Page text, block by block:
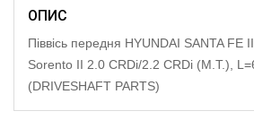
ОПИС
Піввісь передня HYUNDAI SANTA FE
Sorento II 2.0 CRDi/2.2 CRDi (M.T.),
(DRIVESHAFT PARTS)